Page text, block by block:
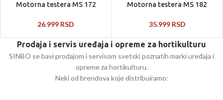
Motorna testera MS 172
26.999 RSD
Motorna testera MS 182
35.999 RSD
Prodaja i servis uređaja i opreme za hortikulturu
SINBO se bavi prodajom i servisom svetski poznatih marki uređaja i
opreme za hortikulturu.
Neki od brendova koje distribuiramo: